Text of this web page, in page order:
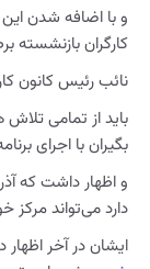
و با اضافه شدن
کارگران بازنشسته
نائب رئیس کانون
باید از تمامی
بگیران با اجرای
و اظهار داشت که
دارد می‌تواند مرکز
ایشان در آخر